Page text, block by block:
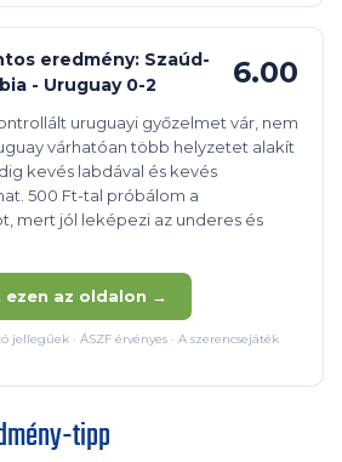
eredmény: Szaúd-
- Uruguay 0-2
6.00
uruguayi győzelmet vár, nem
várhatóan több helyzetet alakít
kevés labdával és kevés
500 Ft-tal próbálom a
mert jól leképezi az underes és
az oldalon →
jellegűek · ÁSZF érvényes · A szerencsejáték
tipp